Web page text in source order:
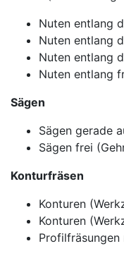
Nuten entlang
Nuten entlang
Nuten entlang
Nuten entlang
Sägen
Sägen gerade
Sägen frei
Konturfräsen
Konturen
Konturen